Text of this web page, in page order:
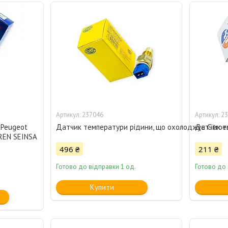
SEINSA
237046
Датчик температури рідини, що охолоджує
496 ₴
Готово до відправки 1 од.
Купити
Датчик
211 ₴
Готово до